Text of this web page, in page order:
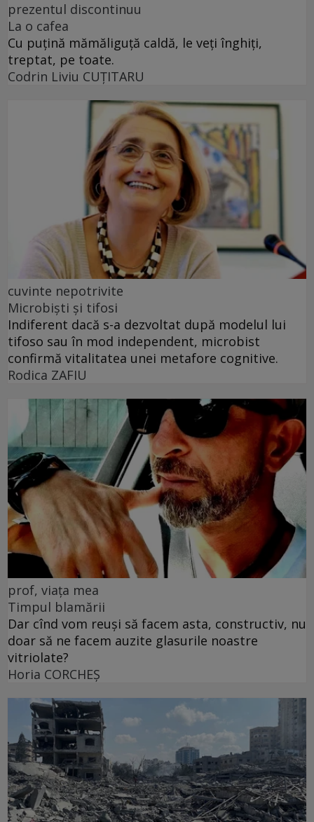
prezentul discontinuu
La o cafea
Cu puţină mămăliguţă caldă, le veţi înghiţi,
treptat, pe toate.
Codrin Liviu CUŢITARU
cuvinte nepotrivite
Microbiști și tifosi
Indiferent dacă s-a dezvoltat după modelul lui
tifoso sau în mod independent, microbist
confirmă vitalitatea unei metafore cognitive.
Rodica ZAFIU
prof, viața mea
Timpul blamării
Dar cînd vom reuși să facem asta, constructiv, nu
doar să ne facem auzite glasurile noastre
vitriolate?
Horia CORCHEŞ